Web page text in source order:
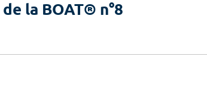
la BOAT® n°8